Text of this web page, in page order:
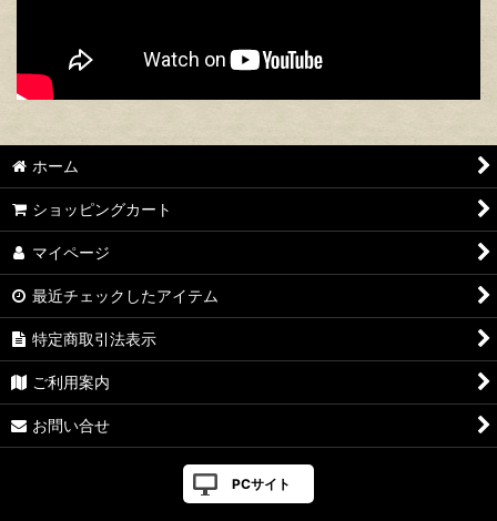
ホーム
ショッピングカート
マイページ
最近チェックしたアイテム
特定商取引法表示
ご利用案内
お問い合せ
PCサイト